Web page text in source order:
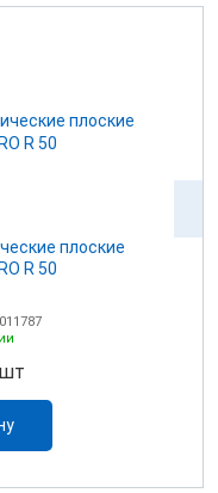
плоские
R 50